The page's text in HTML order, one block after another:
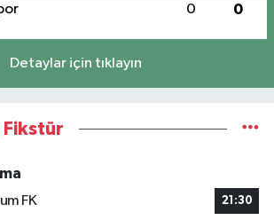
0 0
Detaylar için tıklayın
Fikstür
FK
21:30